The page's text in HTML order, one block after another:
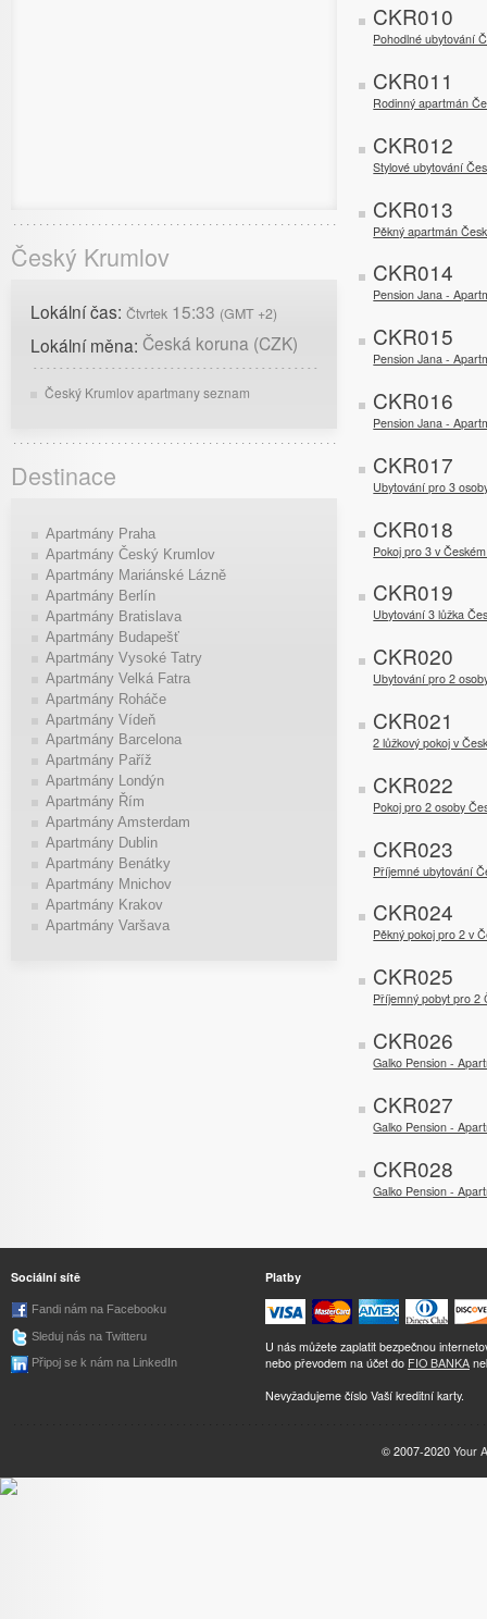
CKR010
Pohodlné ubytování
CKR011
Rodinný apartmán
CKR012
Stylové ubytování
CKR013
Pěkný apartmán
CKR014
Pension Jana -
CKR015
Pension Jana -
CKR016
Pension Jana -
CKR017
Ubytování pro 3
CKR018
Pokoj pro 3 v
CKR019
Ubytování 3 lůžka
CKR020
Ubytování pro 2
CKR021
2 lůžkový pokoj v
CKR022
Pokoj pro 2 osoby
CKR023
Příjemné ubytování
CKR024
Pěkný pokoj pro 2 v
CKR025
Příjemný pobyt pro 2
CKR026
Galko Pension -
CKR027
Galko Pension -
CKR028
Galko Pension -
Český Krumlov
Lokální čas: Čtvrtek 15:33 (GMT +2)
Lokální měna: Česká koruna (CZK)
Český Krumlov apartmany seznam
Destinace
Apartmány Praha
Apartmány Český Krumlov
Apartmány Mariánské Lázně
Apartmány Berlín
Apartmány Bratislava
Apartmány Budapešť
Apartmány Vysoké Tatry
Apartmány Velká Fatra
Apartmány Roháče
Apartmány Vídeň
Apartmány Barcelona
Apartmány Paříž
Apartmány Londýn
Apartmány Řím
Apartmány Amsterdam
Apartmány Dublin
Apartmány Benátky
Apartmány Mnichov
Apartmány Krakov
Apartmány Varšava
Sociální sítě
Fandi nám na Facebooku
Sleduj nás na Twitteru
Připoj se k nám na LinkedIn
Platby
U nás můžete zaplatit bezpečnou
nebo převodem na účet do FIO BANKA
Nevyžadujeme číslo Vaší kreditní karty.
© 2007-2020 Your